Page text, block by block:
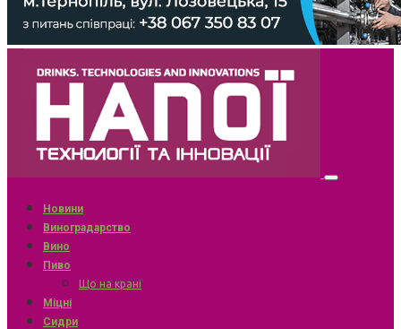
Новини
Виноградарство
Вино
Пиво
Що на крані
Міцні
Сидри